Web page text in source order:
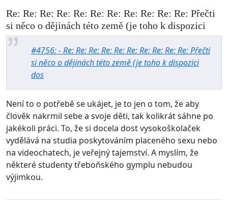
Re: Re: Re: Re: Re: Re: Re: Re: Re: Re: Re: Přečti
si něco o dějinách této země (je toho k dispozici
#4756: - Re: Re: Re: Re: Re: Re: Re: Re: Re: Re: Přečti
si něco o dějinách této země (je toho k dispozici
dos
Není to o potřebě se ukájet, je to jen o tom, že aby
člověk nakrmil sebe a svoje děti, tak kolikrát sáhne po
jakékoli práci. To, že si docela dost vysokoškolaček
vydělává na studia poskytováním placeného sexu nebo
na videochatech, je veřejný tajemství. A myslím, že
některé studenty třeboňského gymplu nebudou
výjimkou.